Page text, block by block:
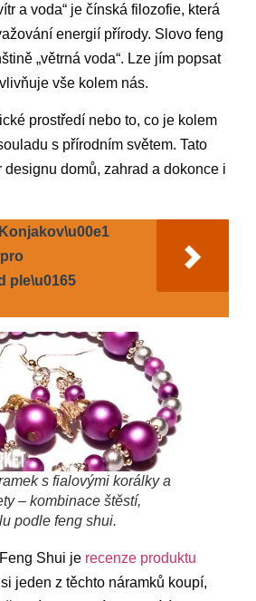
a voda“ je čínská filozofie, která
energií přírody. Slovo feng
„větrná voda“. Lze jím popsat
vše kolem nás.
prostředí nebo to, co je kolem
s přírodním světem. Tato
domů, zahrad a dokonce i
Konjakov\u00e1
ple\u0165
s fialovými korálky a
– kombinace štěstí,
podle feng shui.
Shui je recenze produktu
jeden z těchto náramků koupí,